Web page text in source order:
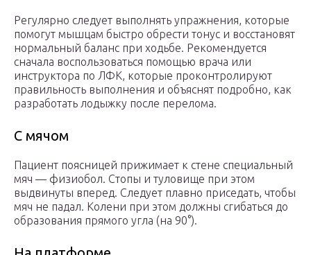
Регулярно следует выполнять упражнения, которые
помогут мышцам быстро обрести тонус и восстановят
нормальный баланс при ходьбе. Рекомендуется
сначала воспользоваться помощью врача или
инструктора по ЛФК, которые проконтролируют
правильность выполнения и объяснят подробно, как
разработать лодыжку после перелома.
С мячом
Пациент поясницей прижимает к стене специальный
мяч — физиобол. Стопы и туловище при этом
выдвинуты вперед. Следует плавно приседать, чтобы
мяч не падал. Колени при этом должны сгибаться до
образования прямого угла (на 90°).